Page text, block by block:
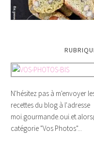
N'hésitez pas à m'envoyer
recettes du blog à l'adresse
catégorie "Vos Photos"...